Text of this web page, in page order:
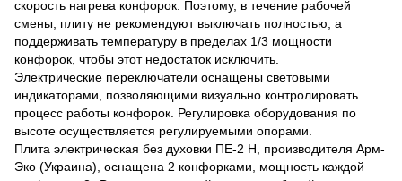
скорость нагрева конфорок. Поэтому, в течение рабочей
смены, плиту не рекомендуют выключать полностью, а
поддерживать температуру в пределах 1/3 мощности
конфорок, чтобы этот недостаток исключить.
Электрические переключатели оснащены световыми
индикаторами, позволяющими визуально контролировать
процесс работы конфорок. Регулировка оборудования по
высоте осуществляется регулируемыми опорами.
Плита электрическая без духовки ПЕ-2 Н, производителя Арм-
Эко (Украина), оснащена 2 конфорками, мощность каждой